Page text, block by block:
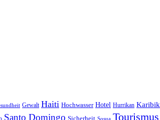
Gewalt Haiti Hochwasser Hotel Hurrikan Karibik
Santo Domingo Sicherheit Sosua Tourismus